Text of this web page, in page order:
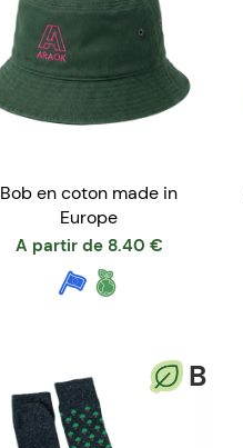
Bob en coton made in
Europe
A partir de 8.40 €
B